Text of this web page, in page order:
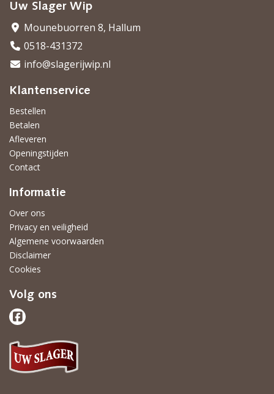
Uw Slager Wip
Mounebuorren 8, Hallum
0518-431372
info@slagerijwip.nl
Klantenservice
Bestellen
Betalen
Afleveren
Openingstijden
Contact
Informatie
Over ons
Privacy en veiligheid
Algemene voorwaarden
Disclaimer
Cookies
Volg ons